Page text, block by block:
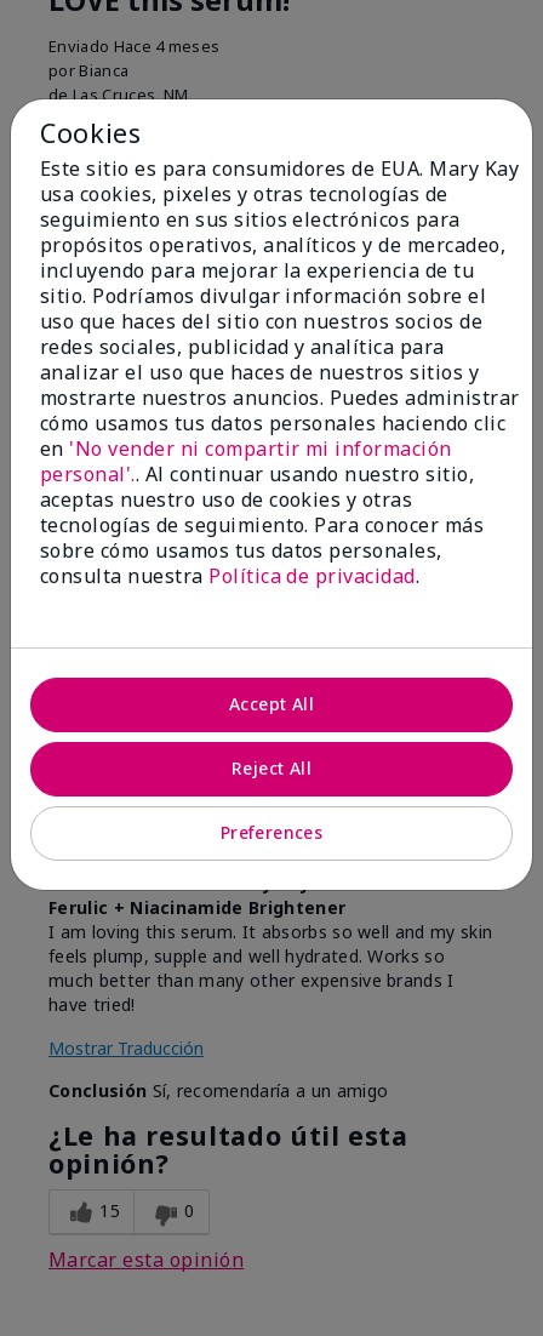
Enviado Hace 4 meses
por Bianca
deLas Cruces, NM
Evaluado en
My skin felt noticeably smoother just a few weeks
after using this MK Brightener. I was genuinely
surprised what a difference it made for my skin tone
and smoothness. I highly recommend!
Mostrar Traducción
ConclusiónSí, recomendaría a un amigo
¿Le ha resultado útil esta
opinión?
8 0
Marcar esta opinión
Love this serum!
deSan Antonio
Ferulic + Niacinamide Brightener
I am loving this serum. It absorbs so well and my skin
feels plump, supple and well hydrated. Works so
much better than many other expensive brands I
have tried!
Mostrar Traducción
Conclusión Sí, recomendaría a un amigo
¿Le ha resultado útil esta
opinión?
15 0
Marcar esta opinión
Cookies
Este sitio es para consumidores de EUA. Mary Kay
usa cookies, pixeles y otras tecnologías de
seguimiento en sus sitios electrónicos para
propósitos operativos, analíticos y de mercadeo,
incluyendo para mejorar la experiencia de tu
sitio. Podríamos divulgar información sobre el
uso que haces del sitio con nuestros socios de
redes sociales, publicidad y analítica para
analizar el uso que haces de nuestros sitios y
mostrarte nuestros anuncios. Puedes administrar
cómo usamos tus datos personales haciendo clic
en 'No vender ni compartir mi información
personal'.. Al continuar usando nuestro sitio,
aceptas nuestro uso de cookies y otras
tecnologías de seguimiento. Para conocer más
sobre cómo usamos tus datos personales,
consulta nuestra Política de privacidad.
Preferences
Reject All
Accept All